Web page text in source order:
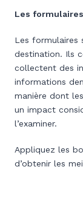
Les formulaires
Les formulaires
destination. Ils
collectent des
informations
manière dont
un impact
l’examiner.
Appliquez les
d’obtenir les